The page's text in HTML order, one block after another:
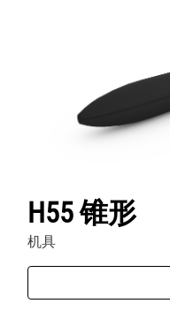
H55 锥形
机具